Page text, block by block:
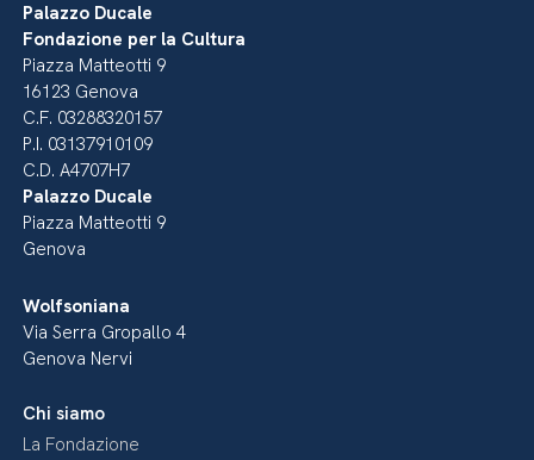
Palazzo Ducale
Fondazione per la Cultura
Piazza Matteotti 9
16123 Genova
C.F. 03288320157
P.I. 03137910109
C.D. A4707H7
Palazzo Ducale
Piazza Matteotti 9
Genova
Wolfsoniana
Via Serra Gropallo 4
Genova Nervi
Chi siamo
La Fondazione